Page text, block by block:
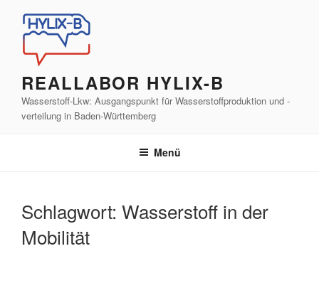
Inhalt
springen
REALLABOR HYLIX-B
Wasserstoff-Lkw: Ausgangspunkt für Wasserstoffproduktion und -
verteilung in Baden-Württemberg
Menü
Schlagwort: Wasserstoff in der
Mobilität